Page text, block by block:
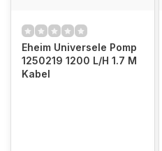
Eheim Universele Pomp
1250219 1200 L/H 1.7 M
Kabel